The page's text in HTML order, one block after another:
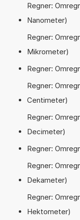
Regner:
Nanometer)
Regner:
Mikrometer)
Regner:
Regner:
Centimeter)
Regner:
Decimeter)
Regner:
Regner:
Dekameter)
Regner:
Hektometer)